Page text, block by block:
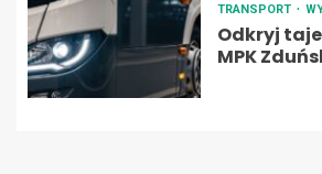
TRANSPORT
Odkryj
MPK